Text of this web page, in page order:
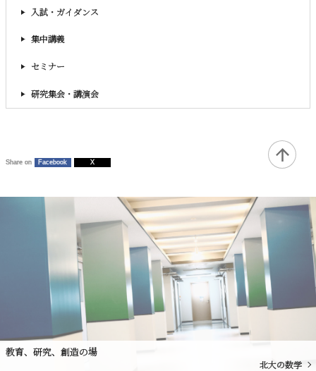
入試・ガイダンス
集中講義
セミナー
研究集会・講演会
Share on Facebook X
教育、研究、創造の場
北大の数学